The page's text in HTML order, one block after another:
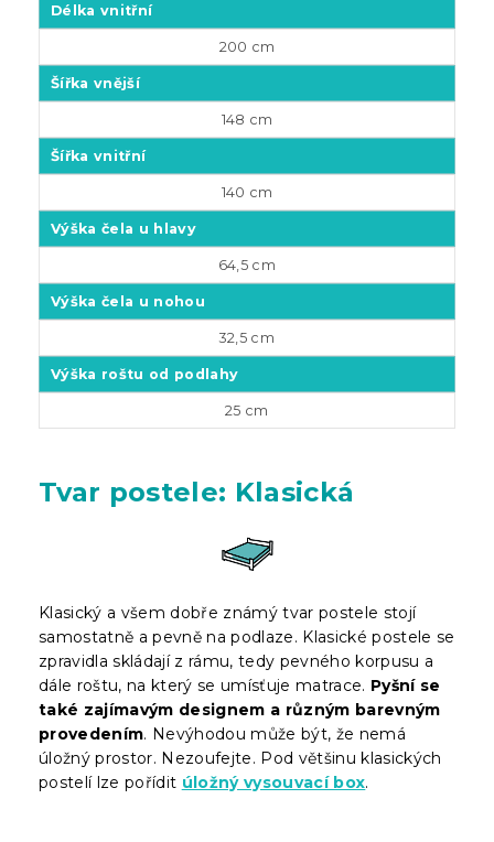
Délka vnitřní
200 cm
Šířka vnější
148 cm
Šířka vnitřní
140 cm
Výška čela u hlavy
64,5 cm
Výška čela u nohou
32,5 cm
Výška roštu od podlahy
25 cm
Tvar postele: Klasická
Klasický a všem dobře známý tvar postele stojí
samostatně a pevně na podlaze. Klasické postele se
zpravidla skládají z rámu, tedy pevného korpusu a
dále roštu, na který se umísťuje matrace. Pyšní se
také zajímavým designem a různým barevným
provedením. Nevýhodou může být, že nemá
úložný prostor. Nezoufejte. Pod většinu klasických
postelí lze pořídit úložný vysouvací box.